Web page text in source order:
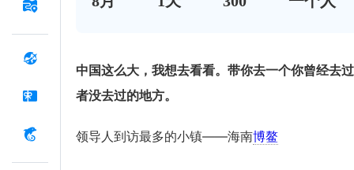
中国这么大，我想去看看。带你去一个你曾经去
者没去过的地方。
领导人到访最多的小镇——海南博鳌